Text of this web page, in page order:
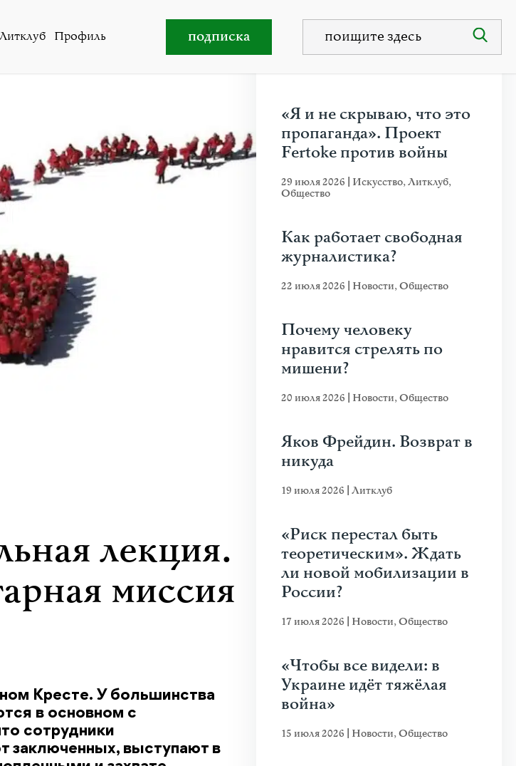
Профиль подписка
«Право войны и гуманитарная миссия Красного Креста»
лекция.
миссия
Кресте. У большинства
в основном с
сотрудники
заключенных, выступают в
«Я и не скрываю, что это
пропаганда». Проект
Fertoke против войны
29 июля 2026 Искусство,Литклуб,
Общество
Как работает свободная
журналистика?
22 июля 2026 Новости,Общество
Почему человеку
нравится стрелять по
мишени?
20 июля 2026 Новости,Общество
Яков Фрейдин. Возврат в
никуда
19 июля 2026 Литклуб
«Риск перестал быть
теоретическим». Ждать
ли новой мобилизации в
России?
17 июля 2026 Новости,Общество
«Чтобы все видели: в
Украине идёт тяжёлая
война»
15 июля 2026 Новости,Общество